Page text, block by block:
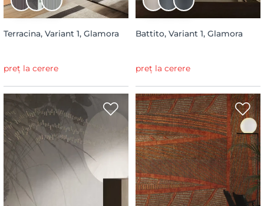
Terracina, Variant 1, Glamora
preț la cerere
Battito, Variant 1, Glamora
preț la cerere